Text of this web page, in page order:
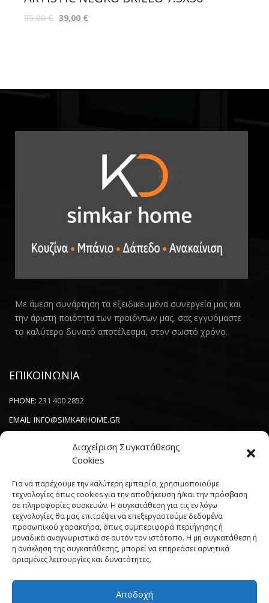
Διαχείριση Συγκατάθεσης
Cookies
Για να παρέχουμε την καλύτερη εμπειρία, χρησιμοποιούμε
τεχνολογίες όπως cookies για την αποθήκευση ή/και την πρόσβαση
σε πληροφορίες συσκευών. Η συγκατάθεση για τις εν λόγω
τεχνολογίες θα μας επιτρέψει να επεξεργαστούμε δεδομένα
προσωπικού χαρακτήρα, όπως συμπεριφορά περιήγησης ή
μοναδικά αναγνωριστικά σε αυτόν τον ιστότοπο. Η μη συγκατάθεση ή
η ανάκληση της συγκατάθεσης, μπορεί να επηρεάσει αρνητικά
ορισμένες λειτουργίες και δυνατότητες.
Αποδοχή
55,00€ 39,00 €
Με άμεση συνάρτηση τα εξειδικευμένα συνεργεία μας και
την άριστη ποιότητα των προϊόντων μας, σας εγγυόμαστε
το καλύτερο δυνατό αποτέλεσμα, στον σωστό χρόνο.
ΕΠΙΚΟΙΝΩΝΙΑ
PHONE: 231 400 2852
EMAIL: INFO@SIMKARHOME.GR
NEWSLETTER
----------------------